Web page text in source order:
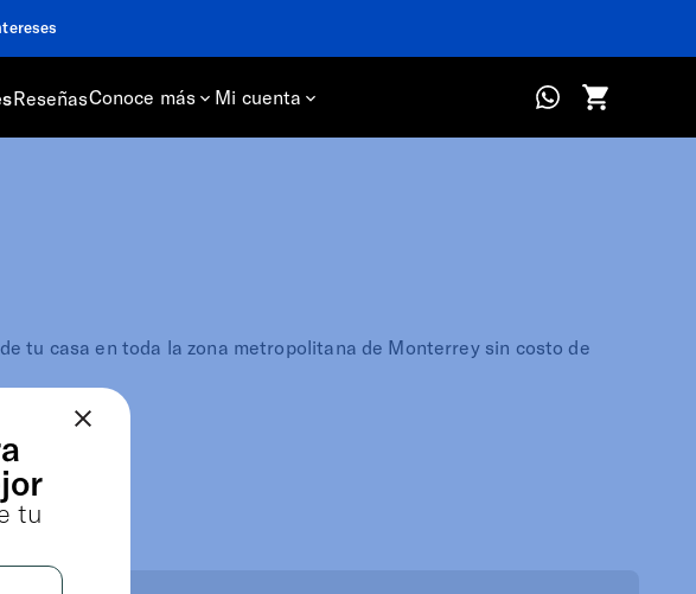
ReseñasConoce más Mi cuenta
tu casa en toda la zona metropolitana de Monterrey sin costo de
tu